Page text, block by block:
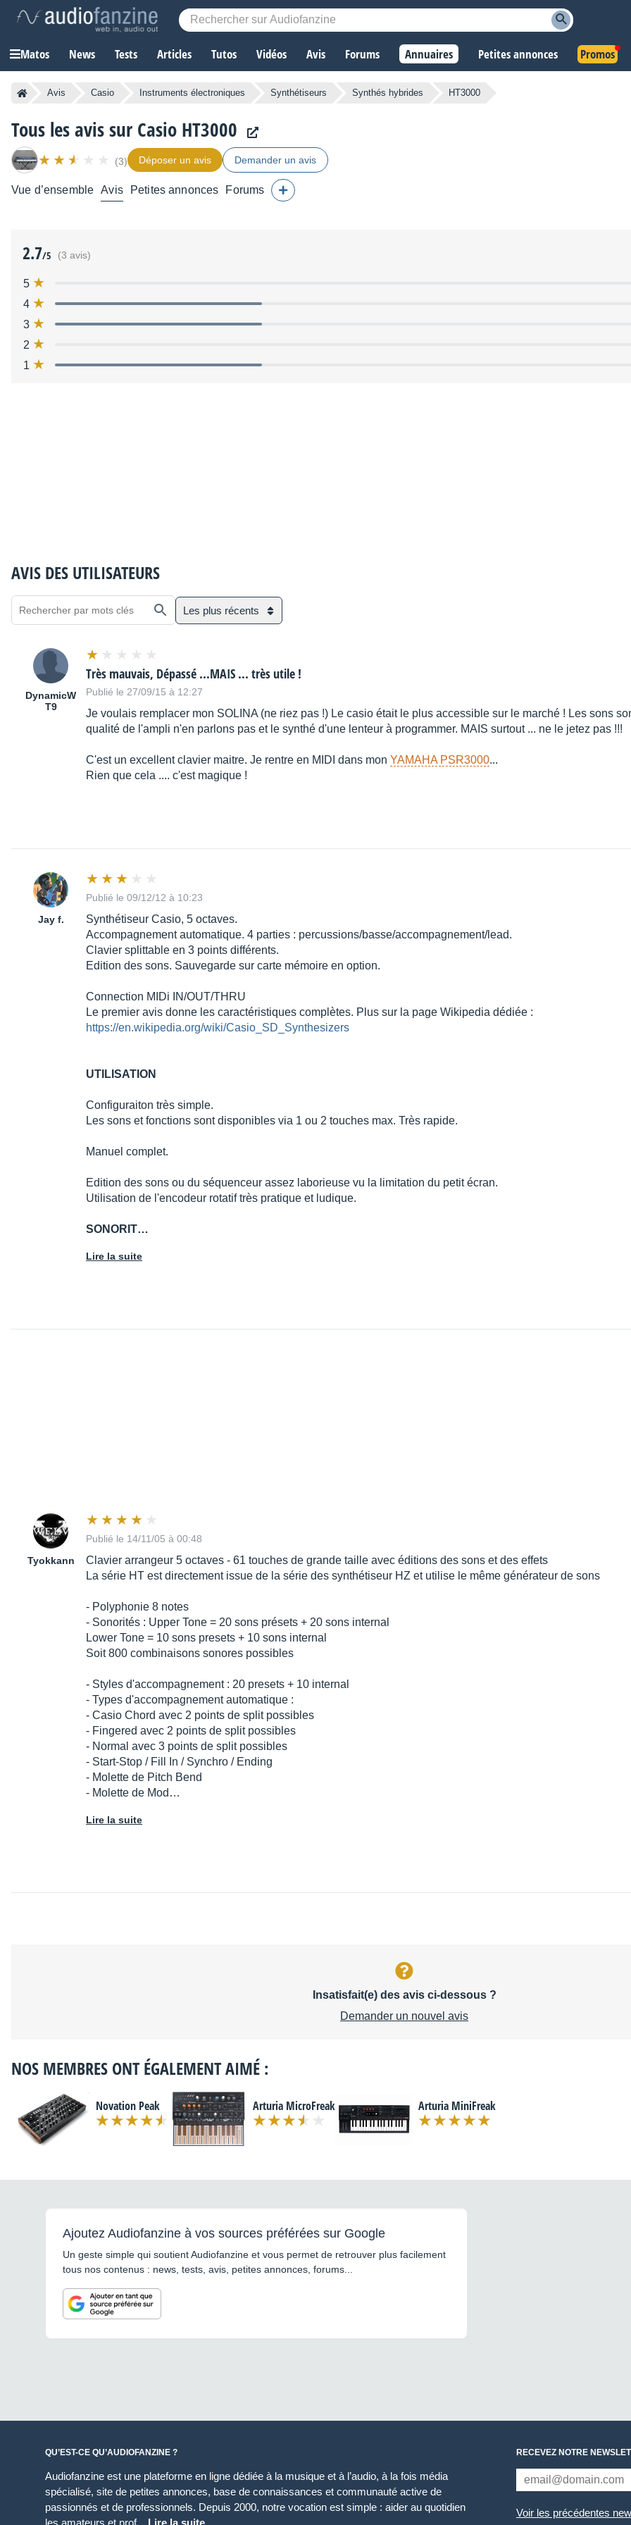
Matos News Tests Articles Tutos Vidéos Avis Forums Annuaires Petites annonces Promos
Avis Casio Instruments électroniques Synthétiseurs Synthés hybrides HT3000
Tous les avis sur Casio HT3000
(3) Déposer un avis Demander un avis
Vue d’ensemble Avis Petites annonces Forums
2.7/5 (3 avis)
5
4
3
2
1
AVIS DES UTILISATEURS
Les plus récents
DynamicW
T9
Très mauvais, Dépassé ...MAIS ... très utile !
Publié le 27/09/15 à 12:27
Je voulais remplacer mon SOLINA (ne riez pas !) Le casio était le plus accessible sur le marché ! Les sons
qualité de l'ampli n'en parlons pas et le synthé d'une lenteur à programmer. MAIS surtout ... ne le jetez pas !!!
C'est un excellent clavier maitre. Je rentre en MIDI dans mon YAMAHA PSR3000...
Rien que cela .... c'est magique !
Jay f.
Publié le 09/12/12 à 10:23
Synthétiseur Casio, 5 octaves.
Accompagnement automatique. 4 parties : percussions/basse/accompagnement/lead.
Clavier splittable en 3 points différents.
Edition des sons. Sauvegarde sur carte mémoire en option.
Connection MIDi IN/OUT/THRU
Le premier avis donne les caractéristiques complètes. Plus sur la page Wikipedia dédiée :
https://en.wikipedia.org/wiki/Casio_SD_Synthesizers
UTILISATION
Configuraiton très simple.
Les sons et fonctions sont disponibles via 1 ou 2 touches max. Très rapide.
Manuel complet.
Edition des sons ou du séquenceur assez laborieuse vu la limitation du petit écran.
Utilisation de l'encodeur rotatif très pratique et ludique.
SONORIT…
Lire la suite
Tyokkann
Publié le 14/11/05 à 00:48
Clavier arrangeur 5 octaves - 61 touches de grande taille avec éditions des sons et des effets
La série HT est directement issue de la série des synthétiseur HZ et utilise le même générateur de sons
- Polyphonie 8 notes
- Sonorités : Upper Tone = 20 sons présets + 20 sons internal
Lower Tone = 10 sons presets + 10 sons internal
Soit 800 combinaisons sonores possibles
- Styles d'accompagnement : 20 presets + 10 internal
- Types d'accompagnement automatique :
- Casio Chord avec 2 points de split possibles
- Fingered avec 2 points de split possibles
- Normal avec 3 points de split possibles
- Start-Stop / Fill In / Synchro / Ending
- Molette de Pitch Bend
- Molette de Mod…
Lire la suite
Insatisfait(e) des avis ci-dessous ?
Demander un nouvel avis
NOS MEMBRES ONT ÉGALEMENT AIMÉ :
Novation Peak Arturia MicroFreak Arturia MiniFreak
Ajoutez Audiofanzine à vos sources préférées sur Google
Un geste simple qui soutient Audiofanzine et vous permet de retrouver plus facilement
tous nos contenus : news, tests, avis, petites annonces, forums...
QU’EST-CE QU’AUDIOFANZINE ?
Audiofanzine est une plateforme en ligne dédiée à la musique et à l’audio, à la fois média
spécialisé, site de petites annonces, base de connaissances et communauté active de
passionnés et de professionnels. Depuis 2000, notre vocation est simple : aider au quotidien
RECEVEZ NOTRE
Voir les précédentes